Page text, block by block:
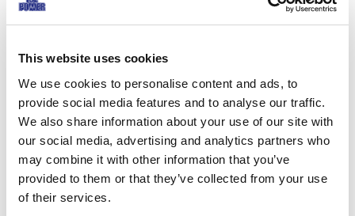
This website uses cookies
We use cookies to personalise content and ads, to
provide social media features and to analyse our traffic.
We also share information about your use of our site with
our social media, advertising and analytics partners who
may combine it with other information that you’ve
provided to them or that they’ve collected from your use
of their services.
Повеќе информации:
* Ефектот на површинската (тополикална) колд-гел формула во терапија на
остеоартритис на зглобовите на раката.
Ментол, за отстранување на болката